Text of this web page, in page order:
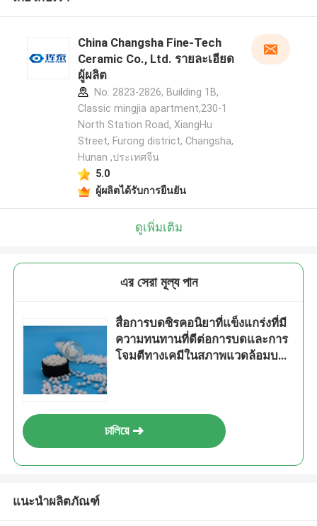
China Changsha Fine-Tech
Ceramic Co., Ltd. รายละเอียด
ผู้ผลิต
No. 2823-2826, Building 1B,
Classic mingjia apartment,230-1
North Station Road, XiangHu
Street, Furong district, Changsha,
Hunan ,ประเทศจีน
5.0
ผู้ผลิตได้รับการยืนยัน
ดูเพิ่มเติม
এর সেরা মূল্য পান
สื่อการบดซิรคอนิยาที่แข็งแกร่งที่มี
ความทนทานที่ดีต่อการบดและการ
โจมตีทางเคมีในสภาพแวดล้อมบดที่
চালিয়ে
แนะนำผลิตภัณฑ์